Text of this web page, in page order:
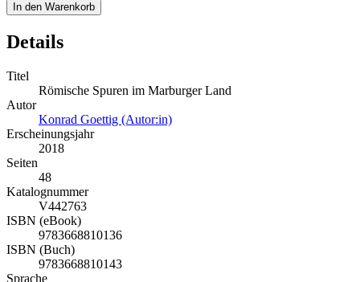
In den Warenkorb
Details
Titel
Römische Spuren im Marburger Land
Autor
Konrad Goettig (Autor:in)
Erscheinungsjahr
2018
Seiten
48
Katalognummer
V442763
ISBN (eBook)
9783668810136
ISBN (Buch)
9783668810143
Sprache